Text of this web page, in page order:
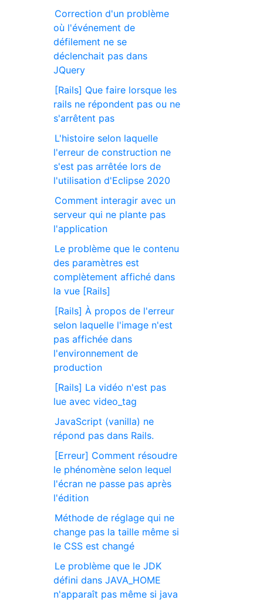
Correction d'un problème
où l'événement de
défilement ne se
déclenchait pas dans
JQuery
[Rails] Que faire lorsque les
rails ne répondent pas ou ne
s'arrêtent pas
L'histoire selon laquelle
l'erreur de construction ne
s'est pas arrêtée lors de
l'utilisation d'Eclipse 2020
Comment interagir avec un
serveur qui ne plante pas
l'application
Le problème que le contenu
des paramètres est
complètement affiché dans
la vue [Rails]
[Rails] À propos de l'erreur
selon laquelle l'image n'est
pas affichée dans
l'environnement de
production
[Rails] La vidéo n'est pas
lue avec video_tag
JavaScript (vanilla) ne
répond pas dans Rails.
[Erreur] Comment résoudre
le phénomène selon lequel
l'écran ne passe pas après
l'édition
Méthode de réglage qui ne
change pas la taille même si
le CSS est changé
Le problème que le JDK
défini dans JAVA_HOME
n'apparaît pas même si java